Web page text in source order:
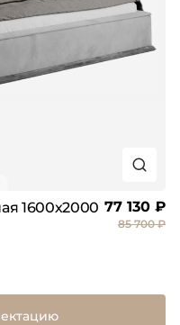
1600х2000 77 130 ₽
85 700 ₽